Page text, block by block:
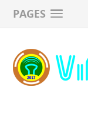
PAGES